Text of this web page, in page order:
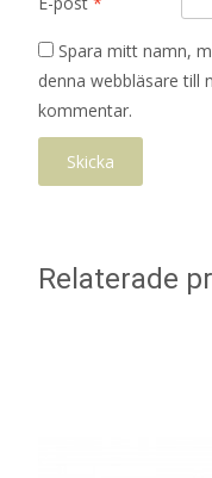
Spara mitt namn,
denna webbläsare till
kommentar.
Relaterade